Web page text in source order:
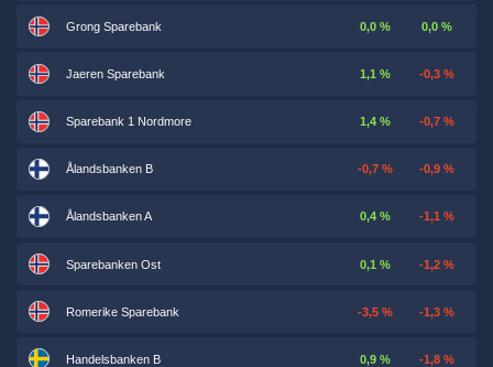
Grong Sparebank 0,0 % 0,0 %
Jaeren Sparebank 1,1 % -0,3 %
Sparebank 1 Nordmore 1,4 % -0,7 %
Ålandsbanken B -0,7 % -0,9 %
Ålandsbanken A 0,4 % -1,1 %
Sparebanken Ost 0,1 % -1,2 %
Romerike Sparebank -3,5 % -1,3 %
Handelsbanken B 0,9 % -1,8 %